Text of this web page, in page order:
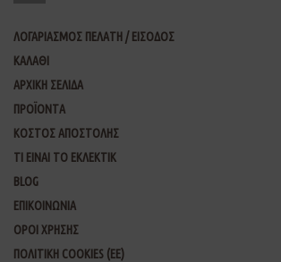
ΛΟΓΑΡΙΑΣΜΟΣ ΠΕΛΑΤΗ / ΕΙΣΟΔΟΣ
ΚΑΛΑΘΙ
ΑΡΧΙΚΗ ΣΕΛΙΔΑ
ΠΡΟΪΟΝΤΑ
ΚΟΣΤΟΣ ΑΠΟΣΤΟΛΗΣ
ΤΙ ΕΙΝΑΙ ΤΟ ΕΚΛΕΚΤΙΚ
BLOG
ΕΠΙΚΟΙΝΩΝΙΑ
ΟΡΟΙ ΧΡΗΣΗΣ
ΠΟΛΙΤΙΚΗ COOKIES (ΕΕ)